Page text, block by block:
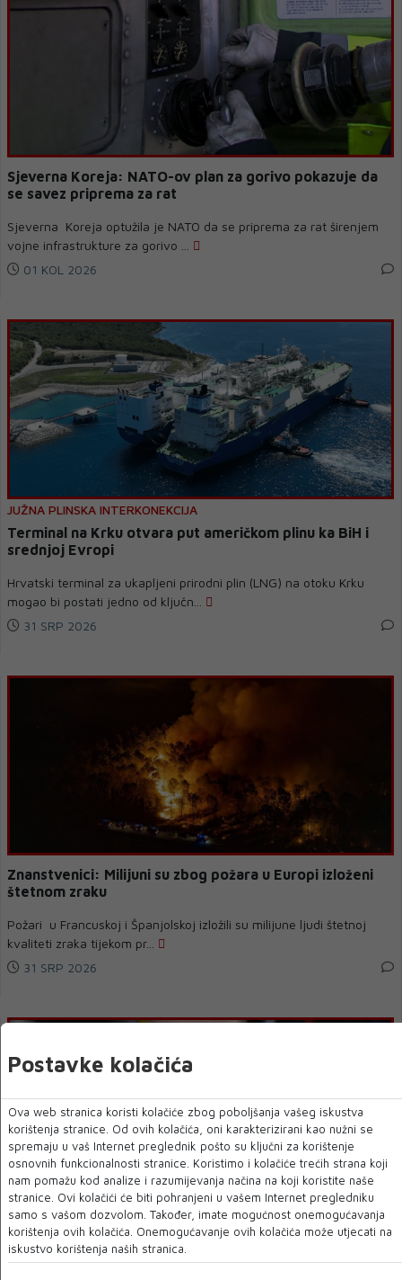
Sjeverna Koreja: NATO-ov plan za gorivo pokazuje da
se savez priprema za rat
Sjeverna Koreja optužila je NATO da se priprema za rat širenjem
vojne infrastrukture za gorivo ...
01 KOL 2026
JUŽNA PLINSKA INTERKONEKCIJA
Terminal na Krku otvara put američkom plinu ka BiH i
srednjoj Evropi
Hrvatski terminal za ukapljeni prirodni plin (LNG) na otoku Krku
mogao bi postati jedno od ključn...
31 SRP 2026
Znanstvenici: Milijuni su zbog požara u Europi izloženi
štetnom zraku
Požari u Francuskoj i Španjolskoj izložili su milijune ljudi štetnoj
kvaliteti zraka tijekom pr...
31 SRP 2026
DONALD TRUMP
Trump objavio veliki dogovor za Gazu. Hamas predaje
oružje, Izrael povlači vojsku
Postavke kolačića
Ova web stranica koristi kolačiće zbog poboljšanja vašeg iskustva
korištenja stranice. Od ovih kolačića, oni karakterizirani kao nužni se
spremaju u vaš Internet preglednik pošto su ključni za korištenje
osnovnih funkcionalnosti stranice. Koristimo i kolačiće trećih strana koji
nam pomažu kod analize i razumijevanja načina na koji koristite naše
stranice. Ovi kolačići će biti pohranjeni u vašem Internet pregledniku
samo s vašom dozvolom. Također, imate mogućnost onemogućavanja
korištenja ovih kolačića. Onemogućavanje ovih kolačića može utjecati na
iskustvo korištenja naših stranica.